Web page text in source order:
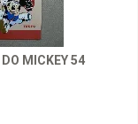
MICKEY 54